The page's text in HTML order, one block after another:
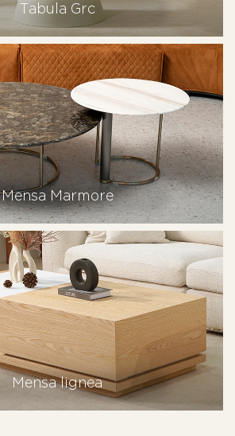
Tabula Grc
Mensa Marmore
Mensa lignea